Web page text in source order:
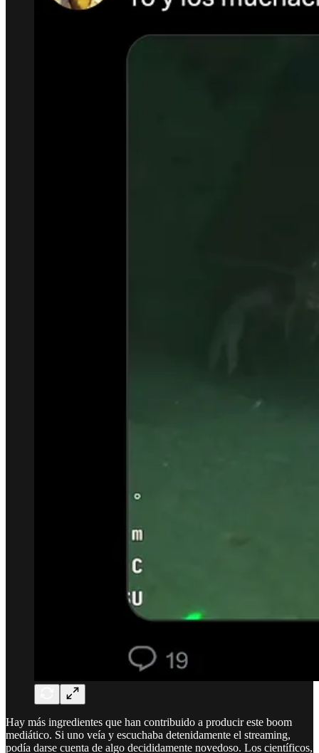
Hay más ingredientes que han contribuido a producir este boom
mediático. Si uno veía y escuchaba detenidamente el streaming,
podía darse cuenta de algo decididamente novedoso. Los científicos,